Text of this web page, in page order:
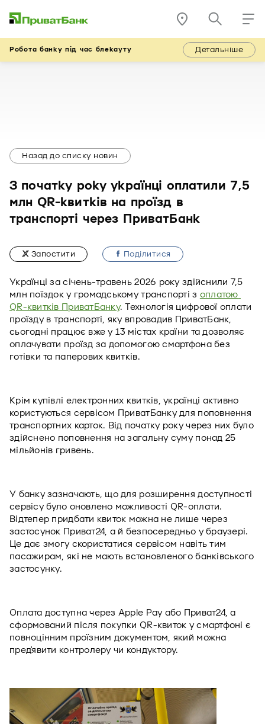
Робота банку під час блекауту Детальніше
Назад до списку новин
З початку року українці оплатили 7,5
млн QR-квитків на проїзд в
транспорті через ПриватБанк
Запостити Подiлитися
Українці за січень-травень 2026 року здійснили 7,5
млн поїздок у громадському транспорті з оплатою
QR-квитків ПриватБанку. Технологія цифрової оплати
проїзду в транспорті, яку впровадив ПриватБанк,
сьогодні працює вже у 13 містах країни та дозволяє
оплачувати проїзд за допомогою смартфона без
готівки та паперових квитків.
Крім купівлі електронних квитків, українці активно
користуються сервісом ПриватБанку для поповнення
транспортних карток. Від початку року через них було
здійснено поповнення на загальну суму понад 25
мільйонів гривень.
У банку зазначають, що для розширення доступності
сервісу було оновлено можливості QR-оплати.
Відтепер придбати квиток можна не лише через
застосунок Приват24, а й безпосередньо у браузері.
Це дає змогу скористатися сервісом навіть тим
пасажирам, які не мають встановленого банківського
застосунку.
Оплата доступна через Apple Pay або Приват24, а
сформований після покупки QR-квиток у смартфоні є
повноцінним проїзним документом, який можна
пред'явити контролеру чи кондуктору.